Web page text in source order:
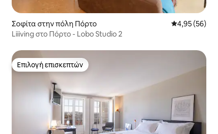
Σοφίτα στην πόλη Πόρτο Μέση
4,95 (56)
Liiiving στο Πόρτο - Lobo Studio 2
Επιλογή επισκεπτών
Επιλογή επισκεπτών